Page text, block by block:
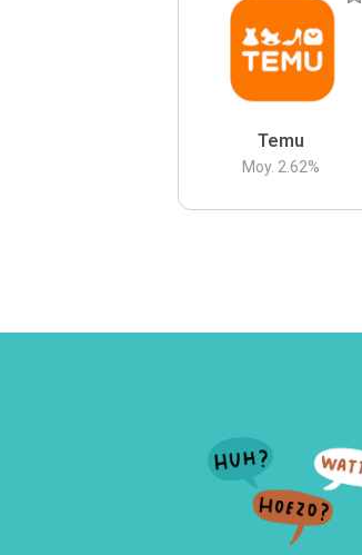
Temu
Moy. 2.62%